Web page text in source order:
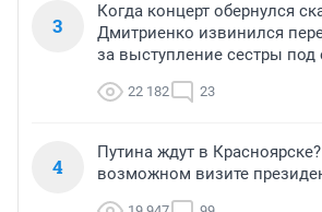
3
Когда концерт обернулся
Дмитриенко извинился
за выступление сестры под
22 182 23
4
Путина ждут в
возможном визите